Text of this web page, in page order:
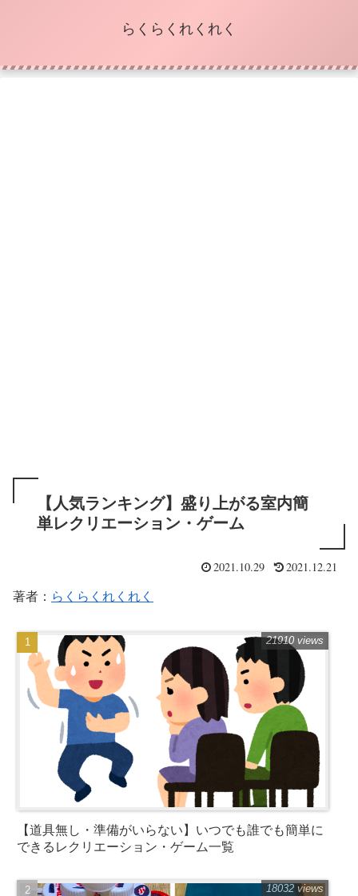
らくらくれくれく
【人気ランキング】盛り上がる室内簡
単レクリエーション・ゲーム
2021.10.29 2021.12.21
著者： らくらくれくれく
【道具無し・準備がいらない】いつでも誰でも簡単に
できるレクリエーション・ゲーム一覧
21910 views
18032 views